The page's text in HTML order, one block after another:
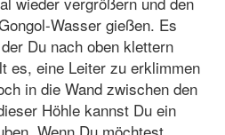
Wasser gießen. Es
Du nach oben klettern
es, eine Leiter zu erklimmen
in die Wand zwischen den
Höhle kannst Du ein